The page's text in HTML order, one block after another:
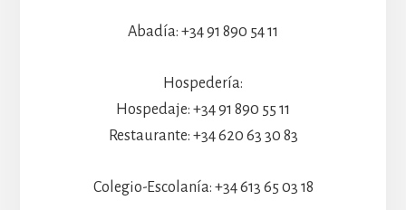
Abadía: +34 91 890 54 11
Hospedería:
Hospedaje: +34 91 890 55 11
Restaurante: +34 620 63 30 83
Colegio-Escolanía: +34 613 65 03 18